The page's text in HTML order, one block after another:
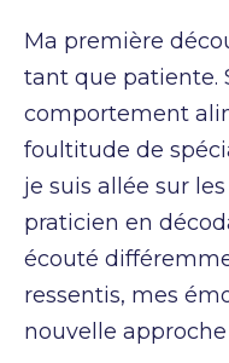
Ma première
tant que patiente.
comportement
foultitude de
je suis allée sur
praticien en
écouté
ressentis, mes
nouvelle